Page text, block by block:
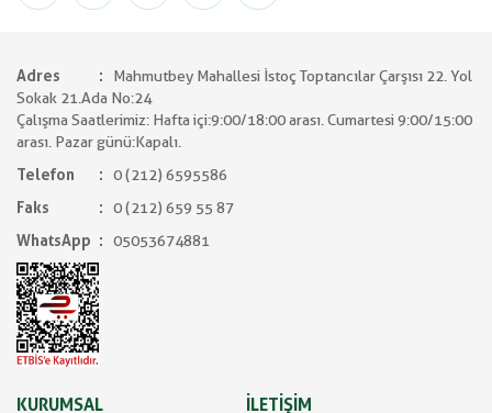
Adres
Mahmutbey Mahallesi İstoç Toptancılar Çarşısı 22. Yol
Sokak 21.Ada No:24
Çalışma Saatlerimiz: Hafta içi:9:00/18:00 arası. Cumartesi 9:00/15:00
arası. Pazar günü:Kapalı.
Telefon
0 (212) 6595586
Faks
0 (212) 659 55 87
WhatsApp
05053674881
KURUMSAL İLETİŞİM